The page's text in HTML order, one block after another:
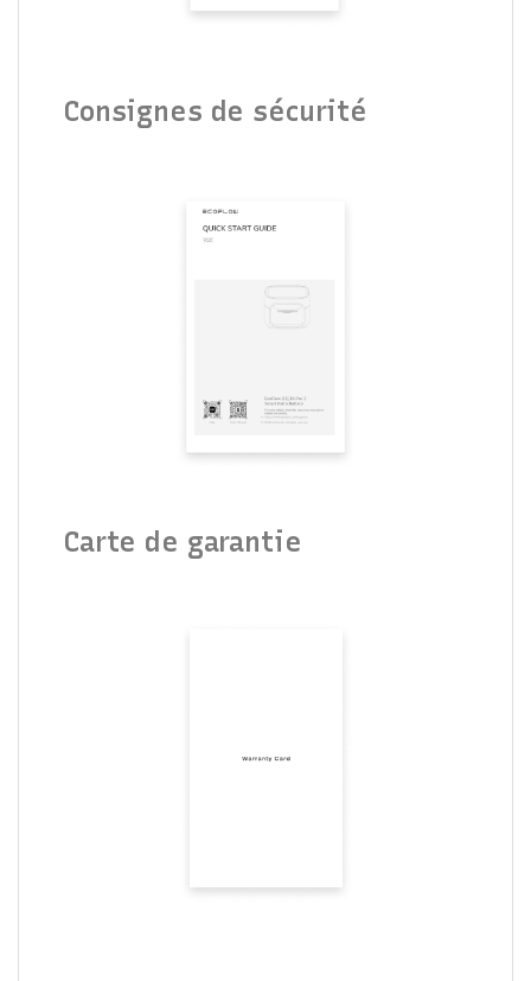
Consignes de sécurité
Carte de garantie